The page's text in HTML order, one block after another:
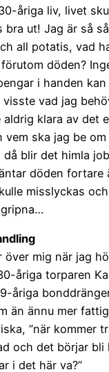
åriga liv, livet
bra ut! Jag är så
all potatis, vad
döden?
i handen
vad jag
aldrig klara av det
vem ska jag be
då blir det himla
döden fortare
misslyckas
över mig när jag
åriga torparen
åriga
än ännu mer
”när kommer
och det börjar bli
i det här va?”